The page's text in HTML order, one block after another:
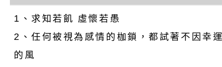
1、求知若飢 虛懷若愚
2、任何被視為感情的枷鎖，都試著不因幸
的風